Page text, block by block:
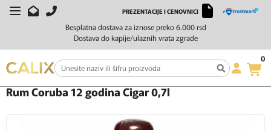
Besplatna dostava za iznose preko 6.000 rsd
Dostava do kapije/ulaznih vrata zgrade
PREZENTACIJE I CENOVNICI
0
Početna Žestoka pića Rum Rum Coruba 12 godina Cigar 0,7l
Rum Coruba 12 godina Cigar 0,7l